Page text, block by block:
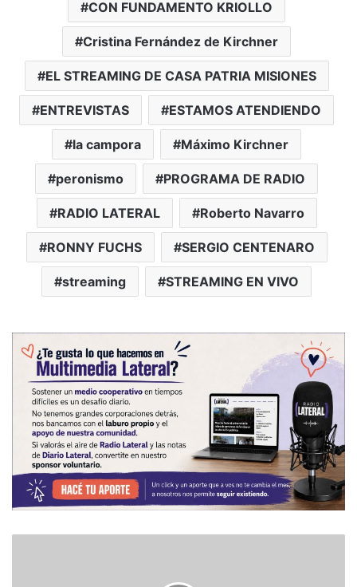
CON FUNDAMENTO KRIOLLO
Cristina Fernández de Kirchner
EL STREAMING DE CASA PATRIA MISIONES
ENTREVISTAS ESTAMOS ATENDIENDO
la campora Máximo Kirchner
peronismo PROGRAMA DE RADIO
RADIO LATERAL Roberto Navarro
RONNY FUCHS SERGIO CENTENARO
streaming STREAMING EN VIVO